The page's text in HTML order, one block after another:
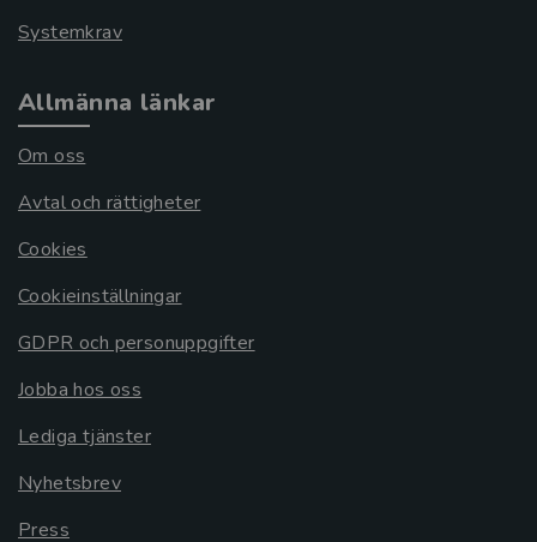
Systemkrav
Allmänna länkar
Om oss
Avtal och rättigheter
Cookies
Cookieinställningar
GDPR och personuppgifter
Jobba hos oss
Lediga tjänster
Nyhetsbrev
Press